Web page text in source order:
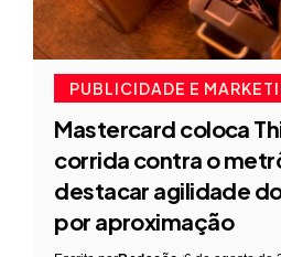
PUBLICIDADE E
Mastercard coloca
corrida contra o
destacar agilidade
por aproximação